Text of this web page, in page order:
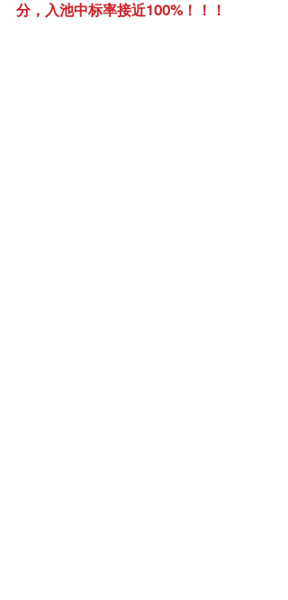
分，入池中标率接近100%！！！